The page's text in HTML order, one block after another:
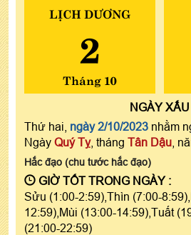
LỊCH DƯƠNG
2
Tháng 10
NGÀYXẤU
Thứ hai, ngày 2/10/2023 nhằm
Ngày Quý Tỵ, tháng Tân Dậu ,
Hắc đạo (chu tước hắc đạo)
GIỜ TỐT TRONG NGÀY :
Sửu (1:00-2:59),Thìn (7:00-
12:59),Mùi (13:00-14:59),Tuất
(21:00-22:59)